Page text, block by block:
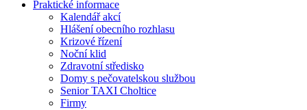
Praktické informace
Kalendář akcí
Hlášení obecního rozhlasu
Krizové řízení
Noční klid
Zdravotní středisko
Domy s pečovatelskou službou
Senior TAXI Choltice
Firmy